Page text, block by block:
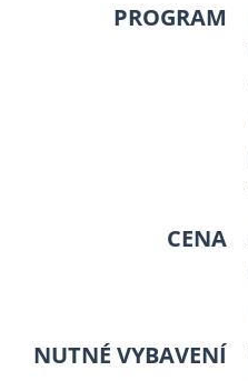
PROGRAM
CENA
NUTNÉ VYBAVENÍ